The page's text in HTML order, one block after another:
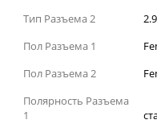
Тип Разъема 2
Пол Разъема 1
Пол Разъема 2
Полярность Разъема
1